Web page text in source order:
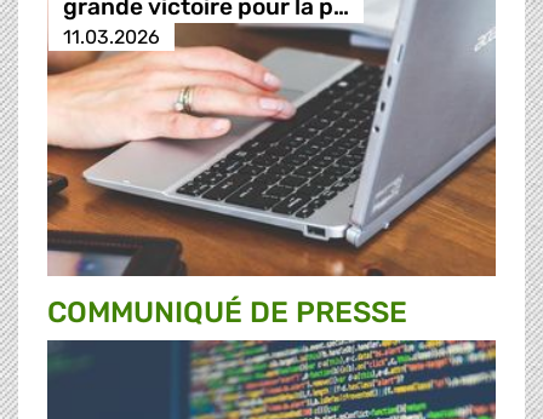
grande victoire pour la p…
11.03.2026
COMMUNIQUÉ DE PRESSE